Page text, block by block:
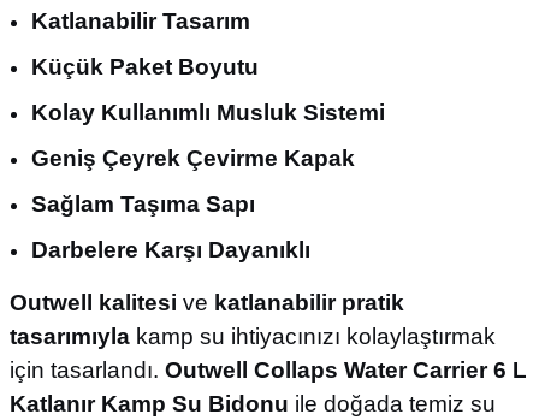
Katlanabilir Tasarım
Küçük Paket Boyutu
Kolay Kullanımlı Musluk Sistemi
Geniş Çeyrek Çevirme Kapak
Sağlam Taşıma Sapı
Darbelere Karşı Dayanıklı
Outwell kalitesi ve katlanabilir pratik
tasarımıylakamp su ihtiyacınızı kolaylaştırmak
için tasarlandı. Outwell Collaps Water Carrier 6 L
Katlanır Kamp Su Bidonu ile doğada temiz su